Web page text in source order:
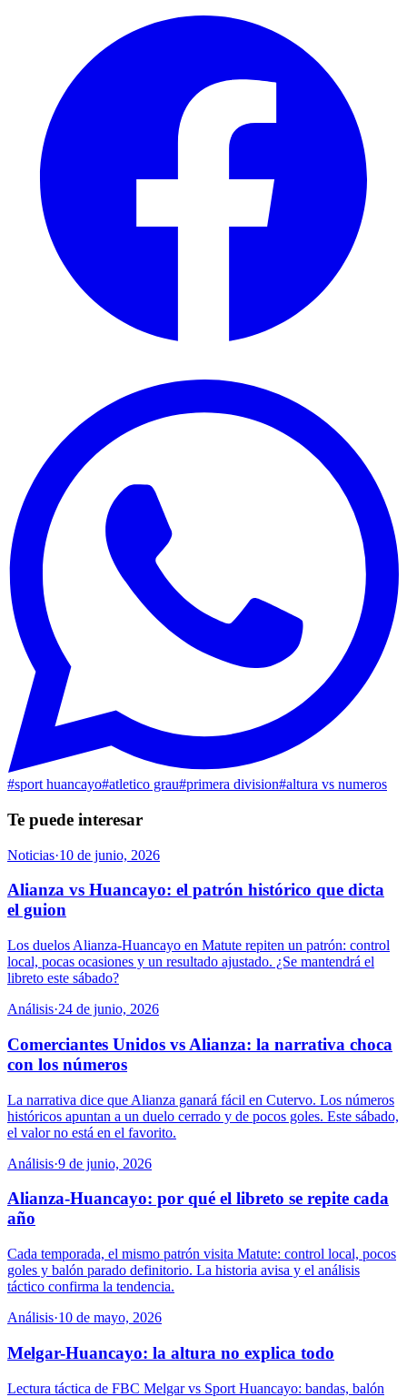
#sport huancayo#atletico grau#primera division#altura vs numeros
Te puede interesar
Noticias·10 de junio, 2026
Alianza vs Huancayo: el patrón histórico que dicta
el guion
Los duelos Alianza-Huancayo en Matute repiten un patrón: control
local, pocas ocasiones y un resultado ajustado. ¿Se mantendrá el
libreto este sábado?
Análisis·24 de junio, 2026
Comerciantes Unidos vs Alianza: la narrativa choca
con los números
La narrativa dice que Alianza ganará fácil en Cutervo. Los números
históricos apuntan a un duelo cerrado y de pocos goles. Este sábado,
el valor no está en el favorito.
Análisis·9 de junio, 2026
Alianza-Huancayo: por qué el libreto se repite cada
año
Cada temporada, el mismo patrón visita Matute: control local, pocos
goles y balón parado definitorio. La historia avisa y el análisis
táctico confirma la tendencia.
Análisis·10 de mayo, 2026
Melgar-Huancayo: la altura no explica todo
Lectura táctica de FBC Melgar vs Sport Huancayo: bandas, balón